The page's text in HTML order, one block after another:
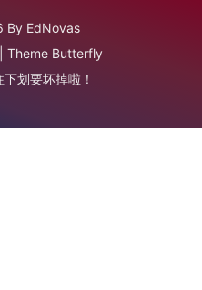
EdNovas
Theme Butterfly
划要坏掉啦！